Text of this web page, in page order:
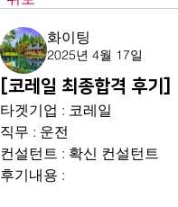
화이팅
2025년 4월 17일
[코레일 최종합격 후기]
타겟기업 : 코레일
직무 : 운전
컨설턴트 : 확신 컨설턴트
후기내용 :